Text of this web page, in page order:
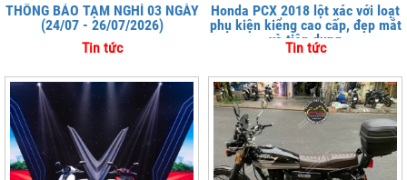
THÔNG BÁO TẠM NGHỈ 03 NGÀY
(24/07 - 26/07/2026)
Tin tức
Honda PCX 2018 lột xác với loạt
phụ kiện kiểng cao cấp, đẹp mắt
và tiện dụng
Tin tức